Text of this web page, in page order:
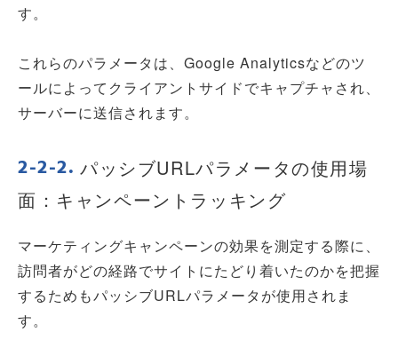
す。
これらのパラメータは、Google Analyticsなどのツ
ールによってクライアントサイドでキャプチャされ、
サーバーに送信されます。
パッシブURLパラメータの使用場
面：キャンペーントラッキング
マーケティングキャンペーンの効果を測定する際に、
訪問者がどの経路でサイトにたどり着いたのかを把握
するためもパッシブURLパラメータが使用されま
す。